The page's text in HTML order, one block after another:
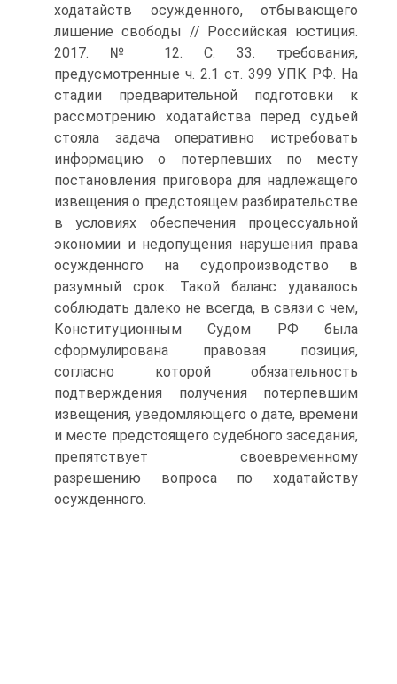
ходатайств осужденного, отбывающего
лишение свободы // Российская юстиция.
2017. № 12. С. 33. требования,
предусмотренные ч. 2.1 ст. 399 УПК РФ. На
стадии предварительной подготовки к
рассмотрению ходатайства перед судьей
стояла задача оперативно истребовать
информацию о потерпевших по месту
постановления приговора для надлежащего
извещения о предстоящем разбирательстве
в условиях обеспечения процессуальной
экономии и недопущения нарушения права
осужденного на судопроизводство в
разумный срок. Такой баланс удавалось
соблюдать далеко не всегда, в связи с чем,
Конституционным Судом РФ была
сформулирована правовая позиция,
согласно которой обязательность
подтверждения получения потерпевшим
извещения, уведомляющего о дате, времени
и месте предстоящего судебного заседания,
препятствует своевременному
разрешению вопроса по ходатайству
осужденного.